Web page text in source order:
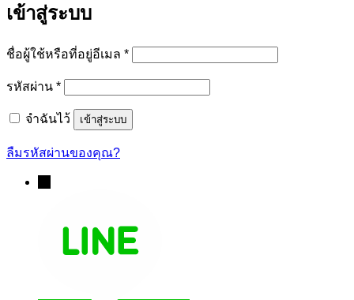
เข้าสู่ระบบ
ชื่อผู้ใช้หรือที่อยู่อีเมล *ต้องการ
รหัสผ่าน *ต้องการ
จำฉันไว้ เข้าสู่ระบบ
ลืมรหัสผ่านของคุณ?